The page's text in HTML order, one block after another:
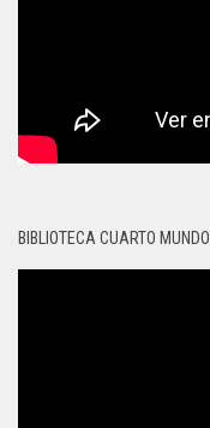
BIBLIOTECA CUARTO MUNDO